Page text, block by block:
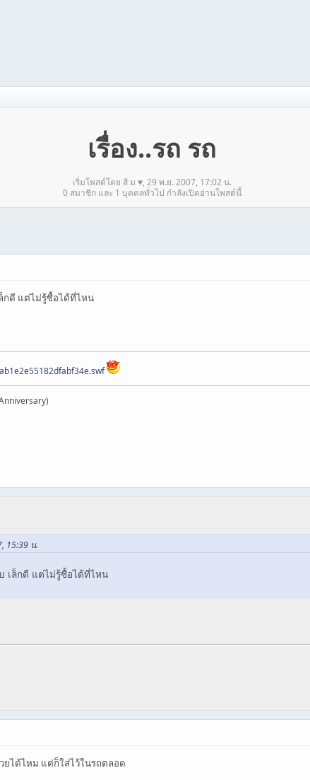
เรื่อง..รถ รถ
เริ่มโพสต์โดย ส้ ม ♥, 29 พ.ย. 2007, 17:02 น.
0 สมาชิก และ 1 บุคคลทั่วไป กำลังเปิดอ่านโพสต์นี้
กดี แต่ไม่รู้ซื้อได้ที่ไหน
15:39 น.
เล็กดี แต่ไม่รู้ซื้อได้ที่ไหน
ยได้ไหม แต่ก็ใส่ไว้ในรถตลอด